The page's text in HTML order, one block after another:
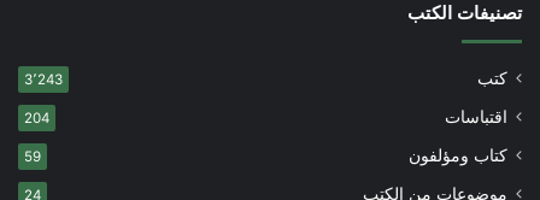
تصنيفات الكتب
كتب 3٬243
اقتباسات 204
كتاب ومؤلفون 59
موضوعات من الكتب 24